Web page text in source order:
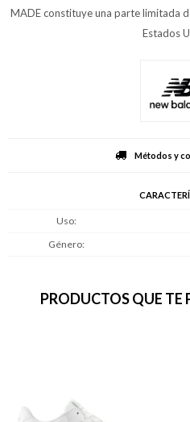
MADE constituye una parte limitada
Estados
Métodos y
Uso
Género
PRODUCTOS QUE TE